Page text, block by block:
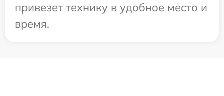
привезет технику в удобное место и
время.